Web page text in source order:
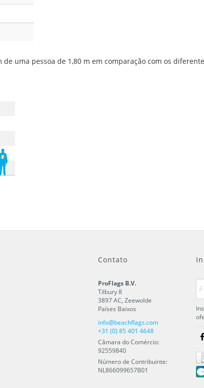
uma pessoa de 1,80 m em comparação com os
Contato
ProFlags B.V.
Tilbury 8
3897 AC, Zeewolde
Países Baixos
info@beachflags.com
+31 (0) 85 401 4648
Câmara do Comércio:
92559840
Número de Contribuinte:
NL866099657B01